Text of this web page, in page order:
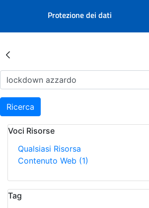
Protezione dei dati
Risultati della
Ricerca
Voci Risorse
Qualsiasi Risorsa
Contenuto Web (1)
Tag